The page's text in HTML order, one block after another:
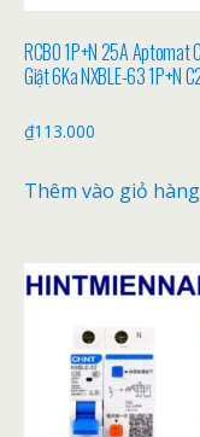
RCBO 1P+N 25A Aptomat
Giật 6Ka NXBLE-63 1P+N
₫113.000
Thêm vào giỏ hàng